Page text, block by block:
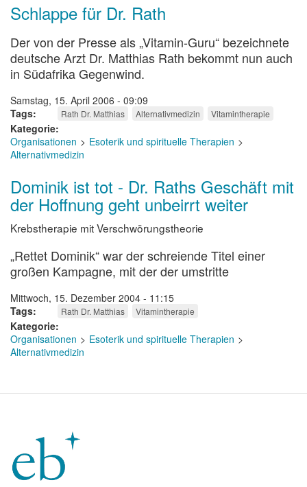
Schlappe für Dr. Rath
Der von der Presse als „Vitamin-Guru“ bezeichnete
deutsche Arzt Dr. Matthias Rath bekommt nun auch
in Südafrika Gegenwind.
Samstag, 15. April 2006 - 09:09
Tags
Rath Dr. Matthias Alternativmedizin Vitamintherapie
Kategorie
Organisationen
Esoterik und spirituelle Therapien
Alternativmedizin
Dominik ist tot - Dr. Raths Geschäft mit
der Hoffnung geht unbeirrt weiter
Krebstherapie mit Verschwörungstheorie
„Rettet Dominik“ war der schreiende Titel einer
großen Kampagne, mit der der umstritte
Mittwoch, 15. Dezember 2004 - 11:15
Tags
Rath Dr. Matthias Vitamintherapie
Kategorie
Organisationen
Esoterik und spirituelle Therapien
Alternativmedizin